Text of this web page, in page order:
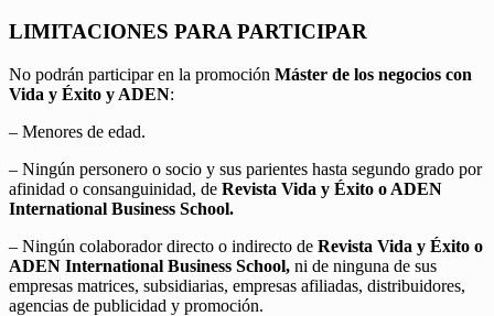
LIMITACIONES PARA PARTICIPAR
No podrán participar en la promoción Máster de los negocios con
Vida y Éxito y ADEN:
– Menores de edad.
– Ningún personero o socio y sus parientes hasta segundo grado por
afinidad o consanguinidad, de Revista Vida y Éxito o ADEN
International Business School.
– Ningún colaborador directo o indirecto de Revista Vida y Éxito o
ADEN International Business School, ni de ninguna de sus
empresas matrices, subsidiarias, empresas afiliadas, distribuidores,
agencias de publicidad y promoción.